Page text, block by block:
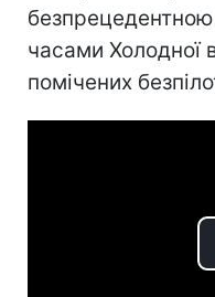
безпрецедентною
часами Холодної
помічених